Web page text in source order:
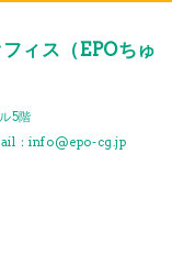
ィス（EPOちゅ
5階
：info@epo-cg.jp